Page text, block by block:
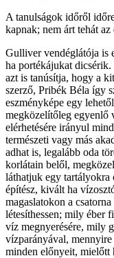
A tanulságok időről
kapnak; nem árt tehát
Gulliver vendéglátója is
ha portékájukat
azt is tanúsítja, hogy a
szerző, Pribék Béla így
eszményképe egy
megközelítőleg egyenlő
elérhetésére irányul
természeti vagy más
adhat is, legalább oda
korlátain belől,
láthatjuk egy tartályokra
építész, kivált ha
magaslatokon a
létesíthessen; mily éber
víz megnyerésére, mily
vízparányával, mennyire
minden előnyeit, mielőtt